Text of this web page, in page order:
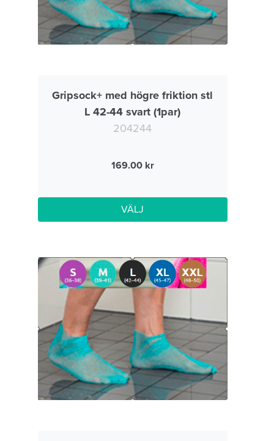
Gripsock+ med högre friktion stl
L 42-44 svart (1par)
204244
169.00
VÄLJ